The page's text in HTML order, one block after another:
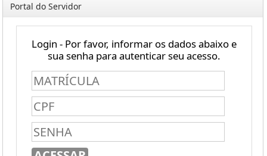
Portal do Servidor
Login - Por favor, informar os dados abaixo e
sua senha para autenticar seu acesso.